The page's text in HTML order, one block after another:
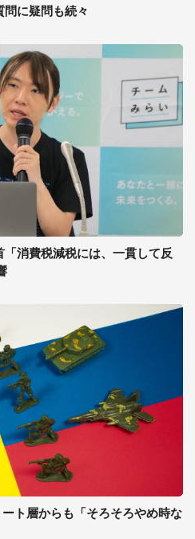
に疑問も続々
消費税減税には、一貫して反
ト層からも「そろそろやめ時な